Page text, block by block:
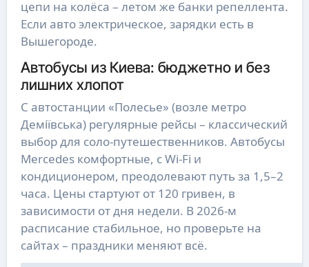
цепи на колёса – летом же банки репеллента.
Если авто электрическое, зарядки есть в
Вышегороде.
Автобусы из Киева: бюджетно и без
лишних хлопот
С автостанции «Полесье» (возле метро
Деміївська) регулярные рейсы – классический
выбор для соло-путешественников. Автобусы
Mercedes комфортные, с Wi-Fi и
кондиционером, преодолевают путь за 1,5–2
часа. Цены стартуют от 120 гривен, в
зависимости от дня недели. В 2026-м
расписание стабильное, но проверьте на
сайтах – праздники меняют всё.